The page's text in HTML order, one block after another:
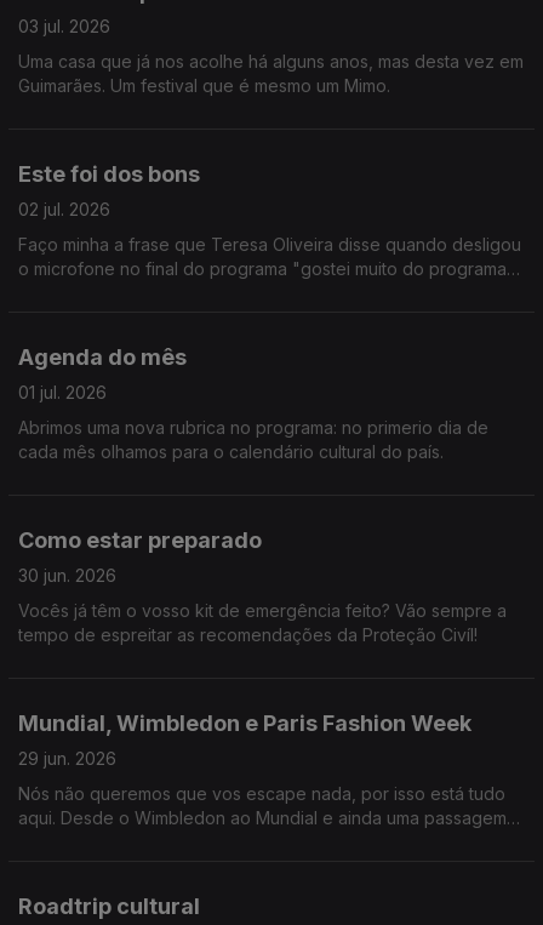
03 jul. 2026
Uma casa que já nos acolhe há alguns anos, mas desta vez em
Guimarães. Um festival que é mesmo um Mimo.
Este foi dos bons
02 jul. 2026
Faço minha a frase que Teresa Oliveira disse quando desligou
o microfone no final do programa "gostei muito do programa
Agenda do mês
01 jul. 2026
Abrimos uma nova rubrica no programa: no primerio dia de
cada mês olhamos para o calendário cultural do país.
Como estar preparado
30 jun. 2026
Vocês já têm o vosso kit de emergência feito? Vão sempre a
tempo de espreitar as recomendações da Proteção Civíl!
Mundial, Wimbledon e Paris Fashion Week
29 jun. 2026
Nós não queremos que vos escape nada, por isso está tudo
aqui. Desde o Wimbledon ao Mundial e ainda uma passagem
Roadtrip cultural